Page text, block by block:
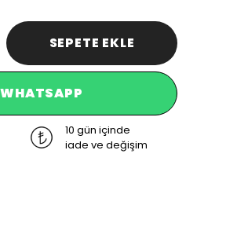
SEPETE EKLE
WHATSAPP
10 gün içinde
iade ve değişim